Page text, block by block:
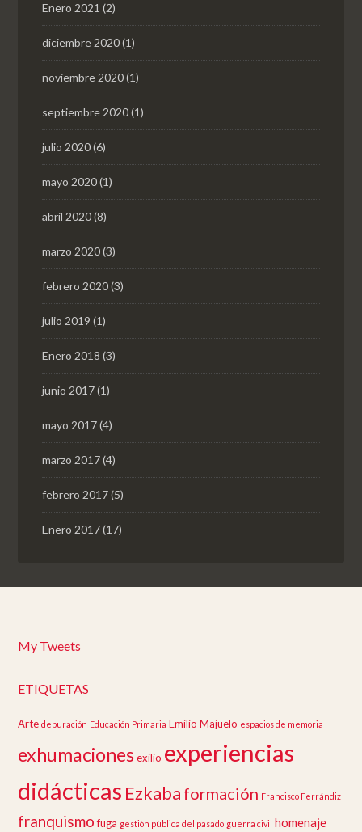
Enero 2021 (2)
diciembre 2020(1)
noviembre 2020(1)
septiembre 2020(1)
julio 2020(6)
mayo 2020(1)
abril 2020(8)
marzo 2020(3)
febrero 2020(3)
julio 2019 (1)
Enero 2018 (3)
junio 2017(1)
mayo 2017(4)
marzo 2017(4)
febrero 2017(5)
Enero 2017(17)
My Tweets
ETIQUETAS
Arte depuración Educación Primaria Emilio Majuelo espacios de memoria
exhumaciones exilio experiencias
didácticas Ezkaba formación Francisco Ferrándiz
franquismo fuga gestión pública del pasado guerra civil homenaje